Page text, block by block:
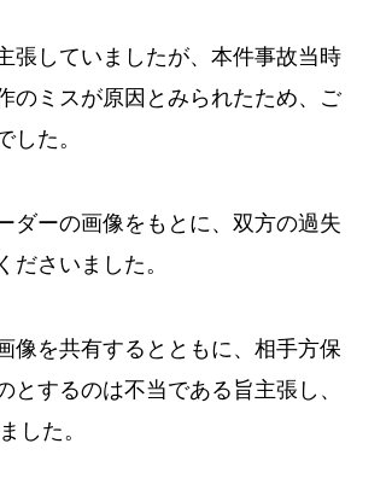
張していましたが、本件事故当時
のミスが原因とみられたため、ご
た。
ダーの画像をもとに、双方の過失
さいました。
像を共有するとともに、相手方保
するのは不当である旨主張し、
した。